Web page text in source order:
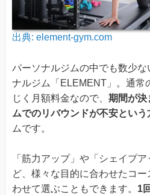
出典: element-gym.com
パーソナルジムの中でも数少な
ナルジム「ELEMENT」。通常
じく月額料金なので、 期間が決
ムでのリバウンドが不安とい
ムです。
「筋力アップ」や「シェイプ
ど、様々な目的に合わせたコ
わせて選ぶこともできます。 1